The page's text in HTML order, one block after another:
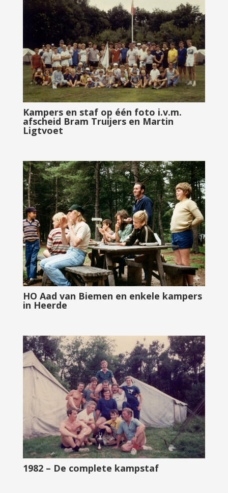
Kampers en staf op één foto i.v.m.
afscheid Bram Truijers en Martin
Ligtvoet
HO Aad van Biemen en enkele kampers
in Heerde
1982 – De complete kampstaf